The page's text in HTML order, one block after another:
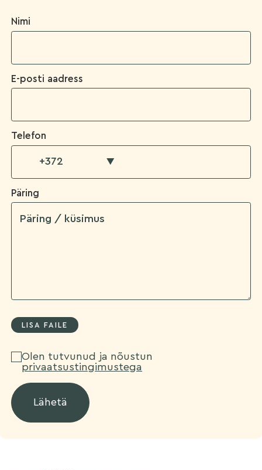
Nimi
E-posti aadress
Telefon
▼
Päring
Olen tutvunud ja nõustun
privaatsustingimustega